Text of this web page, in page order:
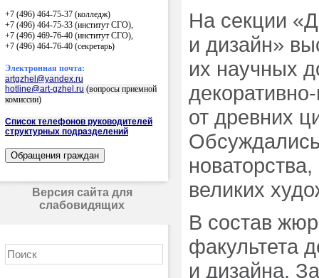
+7 (496) 464-75-37 (колледж)
+7 (496) 464-75-33 (институт СГО),
+7 (496) 469-76-40 (институт СГО),
+7 (496) 464-76-40 (секретарь)
Электронная почта:
artgzhel@yandex.ru
hotline@art-gzhel.ru (вопросы приемной
комиссии)
Список телефонов руководителей
структурных подразделений
Версия сайта для
слабовидящих
На секции
и дизайн»
их научных
от древних
великих
В состав
факультета
и дизайна,